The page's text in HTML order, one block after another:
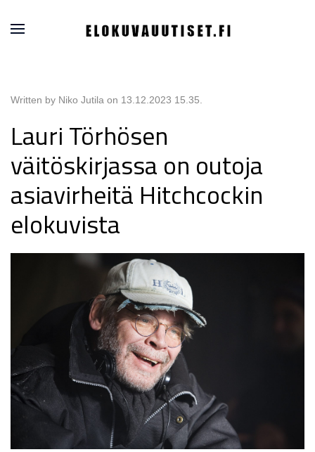
Written by Niko Jutila on 13.12.2023 15.35
Lauri Törhösen
väitöskirjassa on outoja
asiavirheitä Hitchcockin
elokuvista